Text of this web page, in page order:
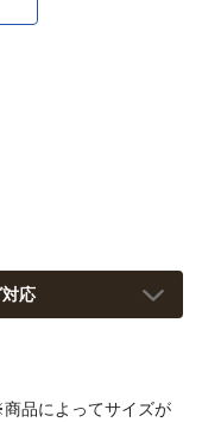
応
品によってサイズが